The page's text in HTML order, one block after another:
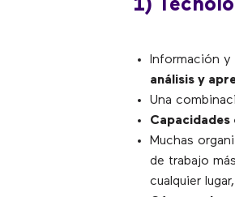
1)
Información y
análisis y
Una
Capacidades
Muchas
de trabajo
cualquier